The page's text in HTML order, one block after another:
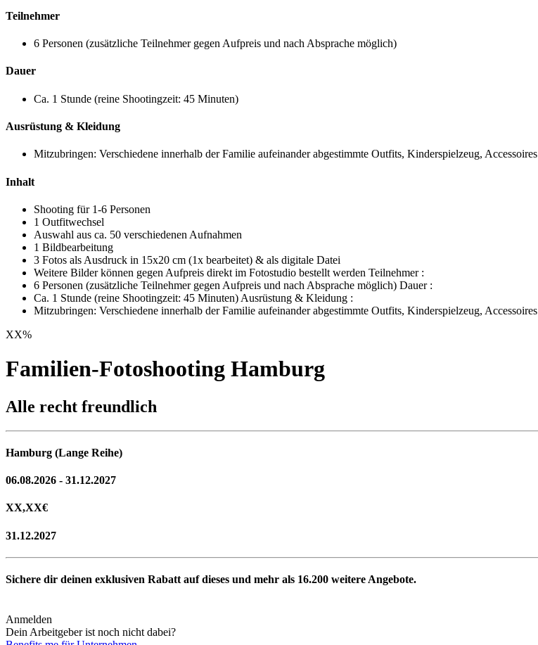
Teilnehmer
6 Personen (zusätzliche Teilnehmer gegen Aufpreis und nach Absprache möglich)
Dauer
Ca. 1 Stunde (reine Shootingzeit: 45 Minuten)
Ausrüstung & Kleidung
Mitzubringen: Verschiedene innerhalb der Familie aufeinander abgestimmte Outfits, Kinderspielzeug, Accessoires
Inhalt
Shooting für 1-6 Personen
1 Outfitwechsel
Auswahl aus ca. 50 verschiedenen Aufnahmen
1 Bildbearbeitung
3 Fotos als Ausdruck in 15x20 cm (1x bearbeitet) & als digitale Datei
Weitere Bilder können gegen Aufpreis direkt im Fotostudio bestellt werden Teilnehmer :
6 Personen (zusätzliche Teilnehmer gegen Aufpreis und nach Absprache möglich) Dauer :
Ca. 1 Stunde (reine Shootingzeit: 45 Minuten) Ausrüstung & Kleidung :
Mitzubringen: Verschiedene innerhalb der Familie aufeinander abgestimmte Outfits, Kinderspielzeug, Accessoires
XX%
Familien-Fotoshooting Hamburg
Alle recht freundlich
Hamburg (Lange Reihe)
06.08.2026 - 31.12.2027
XX,XX€
31.12.2027
Sichere dir deinen exklusiven Rabatt auf dieses und mehr als 16.200 weitere Angebote.
Anmelden
Dein Arbeitgeber ist noch nicht dabei?